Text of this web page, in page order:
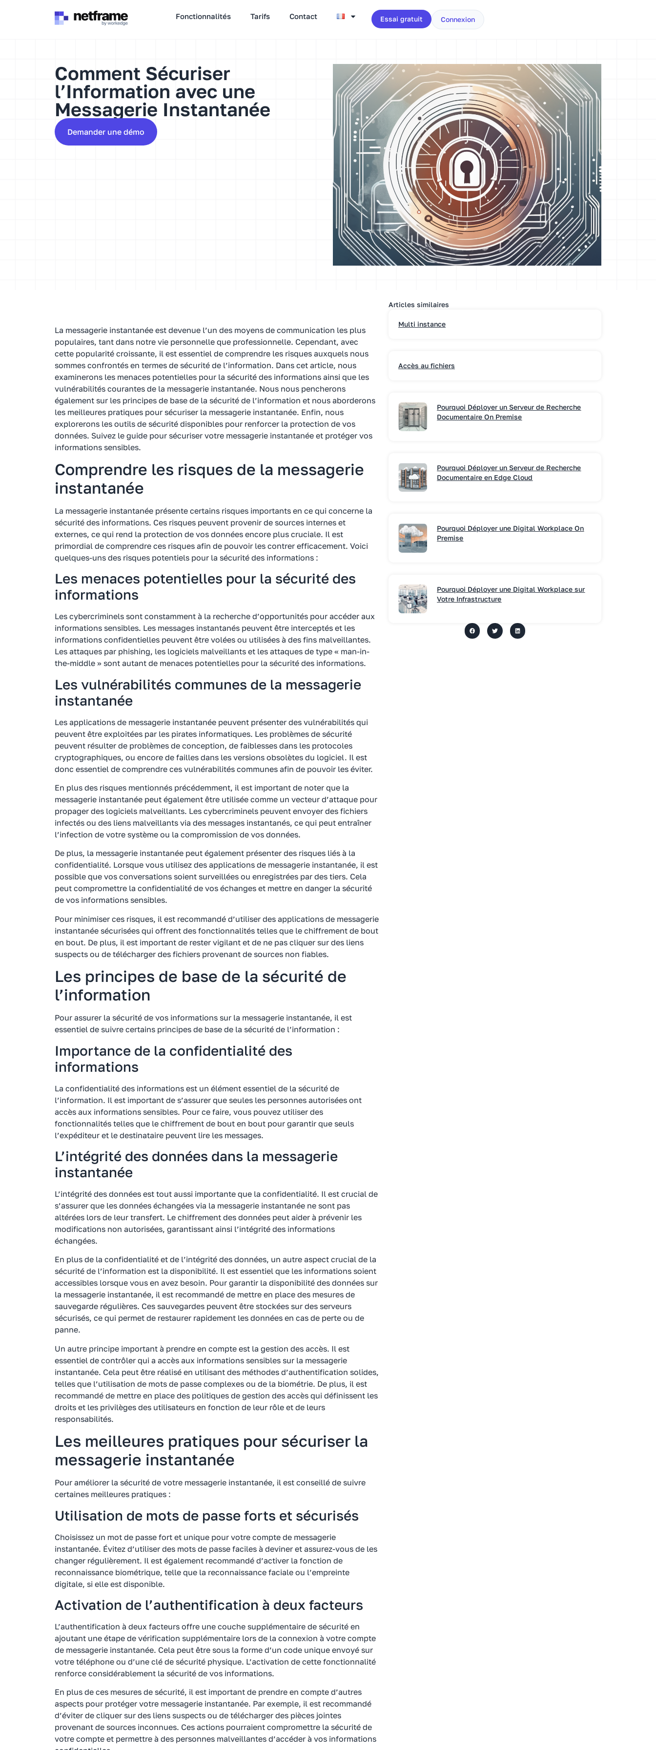
Fonctionnalités Tarifs Contact Essai gratuit Connexion
Comment Sécuriser
l’Information avec une
Messagerie Instantanée
Demander une démo
La messagerie instantanée est devenue l’un des moyens de communication les plus
populaires, tant dans notre vie personnelle que professionnelle. Cependant, avec
cette popularité croissante, il est essentiel de comprendre les risques auxquels nous
sommes confrontés en termes de sécurité de l’information. Dans cet article, nous
examinerons les menaces potentielles pour la sécurité des informations ainsi que les
vulnérabilités courantes de la messagerie instantanée. Nous nous pencherons
également sur les principes de base de la sécurité de l’information et nous aborderons
les meilleures pratiques pour sécuriser la messagerie instantanée. Enfin, nous
explorerons les outils de sécurité disponibles pour renforcer la protection de vos
données. Suivez le guide pour sécuriser votre messagerie instantanée et protéger vos
informations sensibles.
Comprendre les risques de la messagerie
instantanée
La messagerie instantanée présente certains risques importants en ce qui concerne la
sécurité des informations. Ces risques peuvent provenir de sources internes et
externes, ce qui rend la protection de vos données encore plus cruciale. Il est
primordial de comprendre ces risques afin de pouvoir les contrer efficacement. Voici
quelques-uns des risques potentiels pour la sécurité des informations :
Les menaces potentielles pour la sécurité des
informations
Les cybercriminels sont constamment à la recherche d’opportunités pour accéder aux
informations sensibles. Les messages instantanés peuvent être interceptés et les
informations confidentielles peuvent être volées ou utilisées à des fins malveillantes.
Les attaques par phishing, les logiciels malveillants et les attaques de type « man-in-
the-middle » sont autant de menaces potentielles pour la sécurité des informations.
Les vulnérabilités communes de la messagerie
instantanée
Les applications de messagerie instantanée peuvent présenter des vulnérabilités qui
peuvent être exploitées par les pirates informatiques. Les problèmes de sécurité
peuvent résulter de problèmes de conception, de faiblesses dans les protocoles
cryptographiques, ou encore de failles dans les versions obsolètes du logiciel. Il est
donc essentiel de comprendre ces vulnérabilités communes afin de pouvoir les éviter.
En plus des risques mentionnés précédemment, il est important de noter que la
messagerie instantanée peut également être utilisée comme un vecteur d’attaque pour
propager des logiciels malveillants. Les cybercriminels peuvent envoyer des fichiers
infectés ou des liens malveillants via des messages instantanés, ce qui peut entraîner
l’infection de votre système ou la compromission de vos données.
De plus, la messagerie instantanée peut également présenter des risques liés à la
confidentialité. Lorsque vous utilisez des applications de messagerie instantanée, il est
possible que vos conversations soient surveillées ou enregistrées par des tiers. Cela
peut compromettre la confidentialité de vos échanges et mettre en danger la sécurité
de vos informations sensibles.
Pour minimiser ces risques, il est recommandé d’utiliser des applications de messagerie
instantanée sécurisées qui offrent des fonctionnalités telles que le chiffrement de bout
en bout. De plus, il est important de rester vigilant et de ne pas cliquer sur des liens
suspects ou de télécharger des fichiers provenant de sources non fiables.
Les principes de base de la sécurité de
l’information
Pour assurer la sécurité de vos informations sur la messagerie instantanée, il est
essentiel de suivre certains principes de base de la sécurité de l’information :
Importance de la confidentialité des
informations
La confidentialité des informations est un élément essentiel de la sécurité de
l’information. Il est important de s’assurer que seules les personnes autorisées ont
accès aux informations sensibles. Pour ce faire, vous pouvez utiliser des
fonctionnalités telles que le chiffrement de bout en bout pour garantir que seuls
l’expéditeur et le destinataire peuvent lire les messages.
L’intégrité des données dans la messagerie
instantanée
L’intégrité des données est tout aussi importante que la confidentialité. Il est crucial de
s’assurer que les données échangées via la messagerie instantanée ne sont pas
altérées lors de leur transfert. Le chiffrement des données peut aider à prévenir les
modifications non autorisées, garantissant ainsi l’intégrité des informations
échangées.
En plus de la confidentialité et de l’intégrité des données, un autre aspect crucial de la
sécurité de l’information est la disponibilité. Il est essentiel que les informations soient
accessibles lorsque vous en avez besoin. Pour garantir la disponibilité des données sur
la messagerie instantanée, il est recommandé de mettre en place des mesures de
sauvegarde régulières. Ces sauvegardes peuvent être stockées sur des serveurs
sécurisés, ce qui permet de restaurer rapidement les données en cas de perte ou de
panne.
Un autre principe important à prendre en compte est la gestion des accès. Il est
essentiel de contrôler qui a accès aux informations sensibles sur la messagerie
instantanée. Cela peut être réalisé en utilisant des méthodes d’authentification solides,
telles que l’utilisation de mots de passe complexes ou de la biométrie. De plus, il est
recommandé de mettre en place des politiques de gestion des accès qui définissent les
droits et les privilèges des utilisateurs en fonction de leur rôle et de leurs
responsabilités.
Les meilleures pratiques pour sécuriser la
messagerie instantanée
Pour améliorer la sécurité de votre messagerie instantanée, il est conseillé de suivre
certaines meilleures pratiques :
Utilisation de mots de passe forts et sécurisés
Choisissez un mot de passe fort et unique pour votre compte de messagerie
instantanée. Évitez d’utiliser des mots de passe faciles à deviner et assurez-vous de les
changer régulièrement. Il est également recommandé d’activer la fonction de
reconnaissance biométrique, telle que la reconnaissance faciale ou l’empreinte
digitale, si elle est disponible.
Activation de l’authentification à deux facteurs
L’authentification à deux facteurs offre une couche supplémentaire de sécurité en
ajoutant une étape de vérification supplémentaire lors de la connexion à votre compte
de messagerie instantanée. Cela peut être sous la forme d’un code unique envoyé sur
votre téléphone ou d’une clé de sécurité physique. L’activation de cette fonctionnalité
renforce considérablement la sécurité de vos informations.
En plus de ces mesures de sécurité, il est important de prendre en compte d’autres
aspects pour protéger votre messagerie instantanée. Par exemple, il est recommandé
d’éviter de cliquer sur des liens suspects ou de télécharger des pièces jointes
provenant de sources inconnues. Ces actions pourraient compromettre la sécurité de
votre compte et permettre à des personnes malveillantes d’accéder à vos informations
Articles similaires
Multi instance
Accès au fichiers
Pourquoi Déployer un Serveur de Recherche
Documentaire On Premise
Pourquoi Déployer un Serveur de Recherche
Documentaire en Edge Cloud
Pourquoi Déployer une Digital Workplace On
Premise
Pourquoi Déployer une Digital Workplace sur
Votre Infrastructure